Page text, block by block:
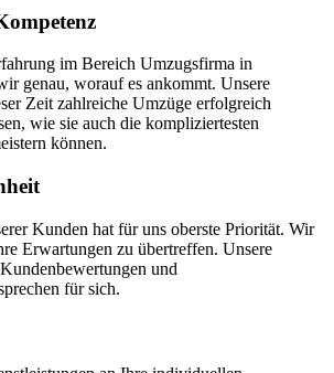
im Bereich Umzugsfirma in
genau, worauf es ankommt. Unsere
Zeit zahlreiche Umzüge erfolgreich
wie sie auch die kompliziertesten
können.
Kunden hat für uns oberste Priorität. Wir
Erwartungen zu übertreffen. Unsere
und
für sich.